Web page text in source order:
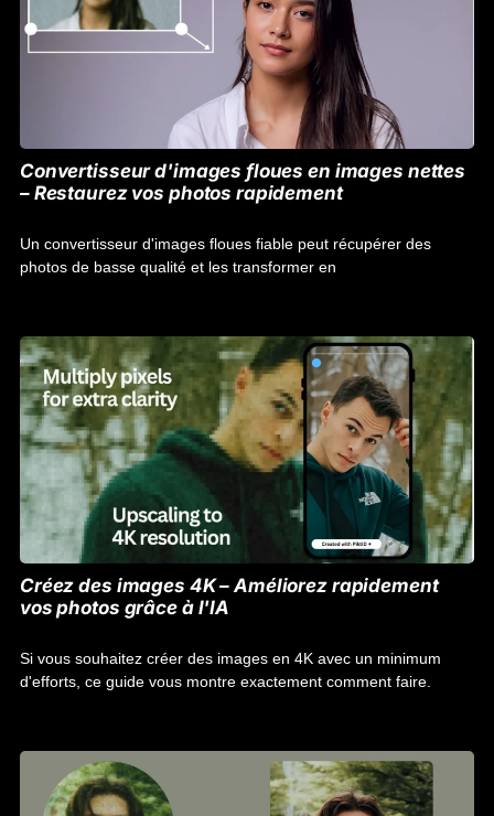
Convertisseur d'images floues en images nettes
– Restaurez vos photos rapidement
Un convertisseur d'images floues fiable peut récupérer des
photos de basse qualité et les transformer en
Créez des images 4K – Améliorez rapidement
vos photos grâce à l'IA
Si vous souhaitez créer des images en 4K avec un minimum
d'efforts, ce guide vous montre exactement comment faire.